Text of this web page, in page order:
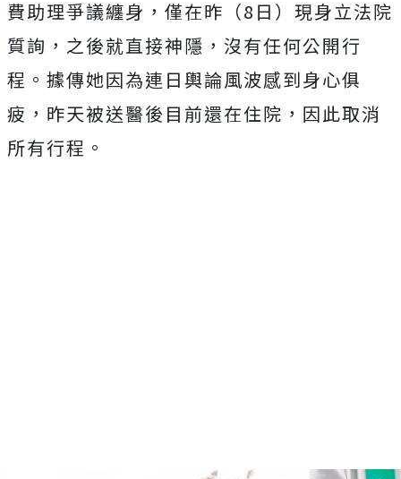
費助理爭議纏身，僅在昨（8日）現身立法院
質詢，之後就直接神隱，沒有任何公開行
程。據傳她因為連日輿論風波感到身心俱
疲，昨天被送醫後目前還在住院，因此取消
所有行程。